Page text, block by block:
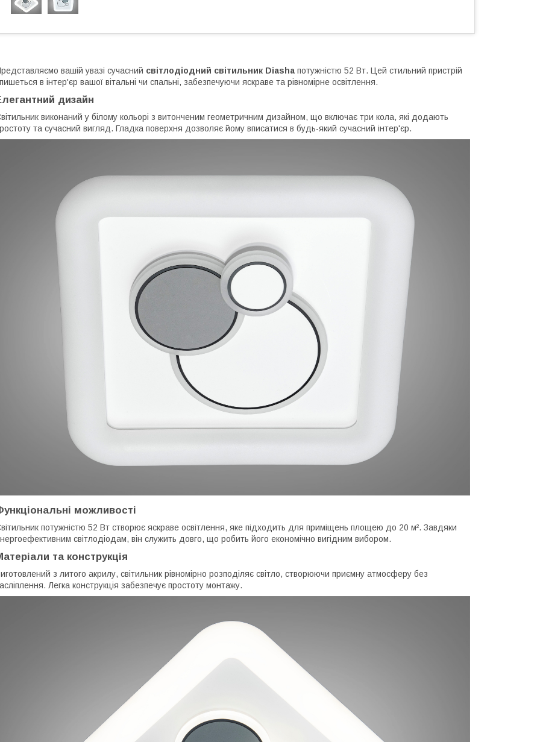
вашій увазі сучасний світлодіодний світильник Diasha потужністю 52 Вт. Цей стильний пристрій
в інтер'єр вашої вітальні чи спальні, забезпечуючи яскраве та рівномірне освітлення.
дизайн
виконаний у білому кольорі з витонченим геометричним дизайном, що включає три кола, які додають
та сучасний вигляд. Гладка поверхня дозволяє йому вписатися в будь-який сучасний інтер'єр.
можливості
потужністю 52 Вт створює яскраве освітлення, яке підходить для приміщень площею до 20 м². Завдяки
світлодіодам, він служить довго, що робить його економічно вигідним вибором.
та конструкція
з литого акрилу, світильник рівномірно розподіляє світло, створюючи приємну атмосферу без
Легка конструкція забезпечує простоту монтажу.